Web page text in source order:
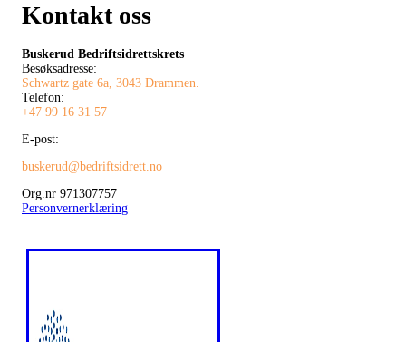
Kontakt oss
Buskerud Bedriftsidrettskrets
Besøksadresse:
Schwartz gate 6a, 3043 Drammen.
Telefon:
+47 99 16 31 57
E-post:
buskerud@bedriftsidrett.no
Org.nr 971307757
Personvernerklæring